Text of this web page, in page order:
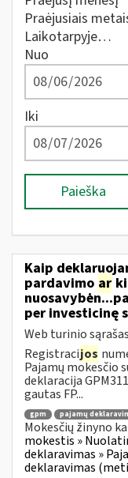
Praėjusiais
Laikotarpyje…
Nuo
Iki
Paieška
Kaip
pardavimo ar
per investicinę
Web turinio sąrašas
Registracijos
Pajamų mokesčio
deklaracija
gautas FP...
gpm pajamų
Mokesčių žinyno
mokestis »
deklaravimas »
deklaravimas